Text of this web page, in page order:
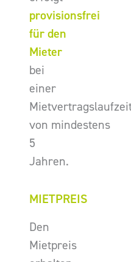
provisionsfrei
für den
Mieter
bei
einer
von mindestens
5
Jahren.
MIETPREIS
Den
Mietpreis